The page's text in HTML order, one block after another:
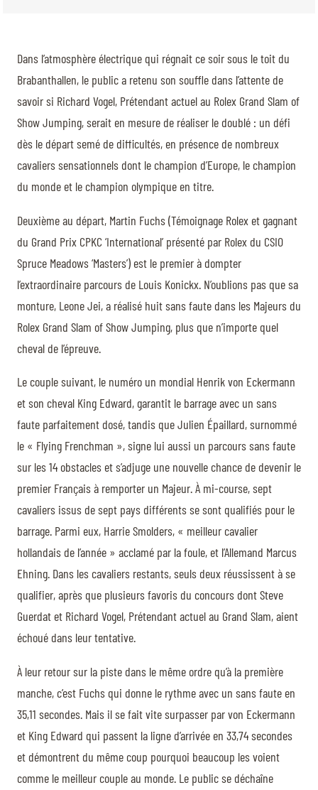
Dans l’atmosphère électrique qui régnait ce soir sous le toit du
Brabanthallen, le public a retenu son souffle dans l’attente de
savoir si Richard Vogel, Prétendant actuel au Rolex Grand Slam of
Show Jumping, serait en mesure de réaliser le doublé : un défi
dès le départ semé de difficultés, en présence de nombreux
cavaliers sensationnels dont le champion d’Europe, le champion
du monde et le champion olympique en titre.
Deuxième au départ, Martin Fuchs (Témoignage Rolex et gagnant
du Grand Prix CPKC ‘International’ présenté par Rolex du CSIO
Spruce Meadows ‘Masters’) est le premier à dompter
l’extraordinaire parcours de Louis Konickx. N’oublions pas que sa
monture, Leone Jei, a réalisé huit sans faute dans les Majeurs du
Rolex Grand Slam of Show Jumping, plus que n’importe quel
cheval de l’épreuve.
Le couple suivant, le numéro un mondial Henrik von Eckermann
et son cheval King Edward, garantit le barrage avec un sans
faute parfaitement dosé, tandis que Julien Épaillard, surnommé
le « Flying Frenchman », signe lui aussi un parcours sans faute
sur les 14 obstacles et s’adjuge une nouvelle chance de devenir le
premier Français à remporter un Majeur. À mi-course, sept
cavaliers issus de sept pays différents se sont qualifiés pour le
barrage. Parmi eux, Harrie Smolders, « meilleur cavalier
hollandais de l’année » acclamé par la foule, et l’Allemand Marcus
Ehning. Dans les cavaliers restants, seuls deux réussissent à se
qualifier, après que plusieurs favoris du concours dont Steve
Guerdat et Richard Vogel, Prétendant actuel au Grand Slam, aient
échoué dans leur tentative.
À leur retour sur la piste dans le même ordre qu’à la première
manche, c’est Fuchs qui donne le rythme avec un sans faute en
35,11 secondes. Mais il se fait vite surpasser par von Eckermann
et King Edward qui passent la ligne d’arrivée en 33,74 secondes
et démontrent du même coup pourquoi beaucoup les voient
comme le meilleur couple au monde. Le public se déchaîne